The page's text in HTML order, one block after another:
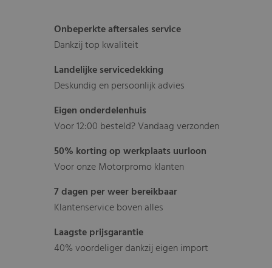
Onbeperkte aftersales service
Dankzij top kwaliteit
Landelijke servicedekking
Deskundig en persoonlijk advies
Eigen onderdelenhuis
Voor 12:00 besteld? Vandaag verzonden
50% korting op werkplaats uurloon
Voor onze Motorpromo klanten
7 dagen per weer bereikbaar
Klantenservice boven alles
Laagste prijsgarantie
40% voordeliger dankzij eigen import